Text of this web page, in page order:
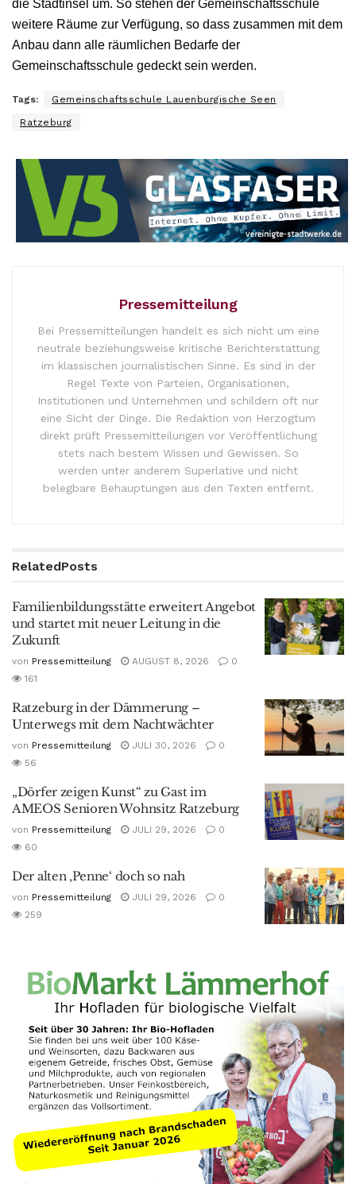
die Stadtinsel um. So stehen der Gemeinschaftsschule
weitere Räume zur Verfügung, so dass zusammen mit dem
Anbau dann alle räumlichen Bedarfe der
Gemeinschaftsschule gedeckt sein werden.
Tags: Gemeinschaftsschule Lauenburgische Seen
Ratzeburg
Pressemitteilung
Bei Pressemitteilungen handelt es sich nicht um eine
neutrale beziehungsweise kritische Berichterstattung
im klassischen journalistischen Sinne. Es sind in der
Regel Texte von Parteien, Organisationen,
Institutionen und Unternehmen und schildern oft nur
eine Sicht der Dinge. Die Redaktion von Herzogtum
direkt prüft Pressemitteilungen vor Veröffentlichung
stets nach bestem Wissen und Gewissen. So
werden unter anderem Superlative und nicht
belegbare Behauptungen aus den Texten entfernt.
RelatedPosts
Familienbildungsstätte erweitert Angebot
und startet mit neuer Leitung in die
Zukunft
von Pressemitteilung AUGUST 8, 2026
0
161
Ratzeburg in der Dämmerung –
Unterwegs mit dem Nachtwächter
von Pressemitteilung JULI 30, 2026
0
56
„Dörfer zeigen Kunst“ zu Gast im
AMEOS Senioren Wohnsitz Ratzeburg
von Pressemitteilung JULI 29, 2026
0
60
Der alten ‚Penne‘ doch so nah
von Pressemitteilung JULI 29, 2026
0
259